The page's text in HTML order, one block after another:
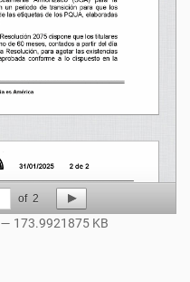
of 2
— 173.9921875 KB